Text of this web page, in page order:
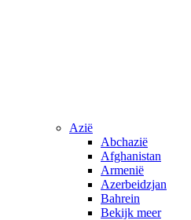
Azië
Abchazië
Afghanistan
Armenië
Azerbeidzjan
Bahrein
Bekijk meer